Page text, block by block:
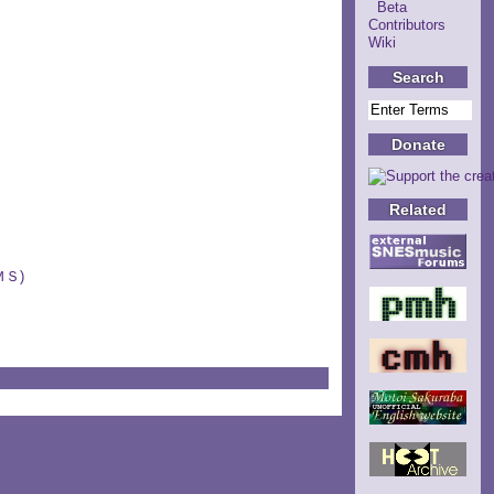
Beta
Contributors
Wiki
Search
Donate
Related
Ｓ)